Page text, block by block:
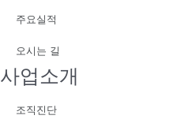
주요실적
오시는 길
사업소개
조직진단